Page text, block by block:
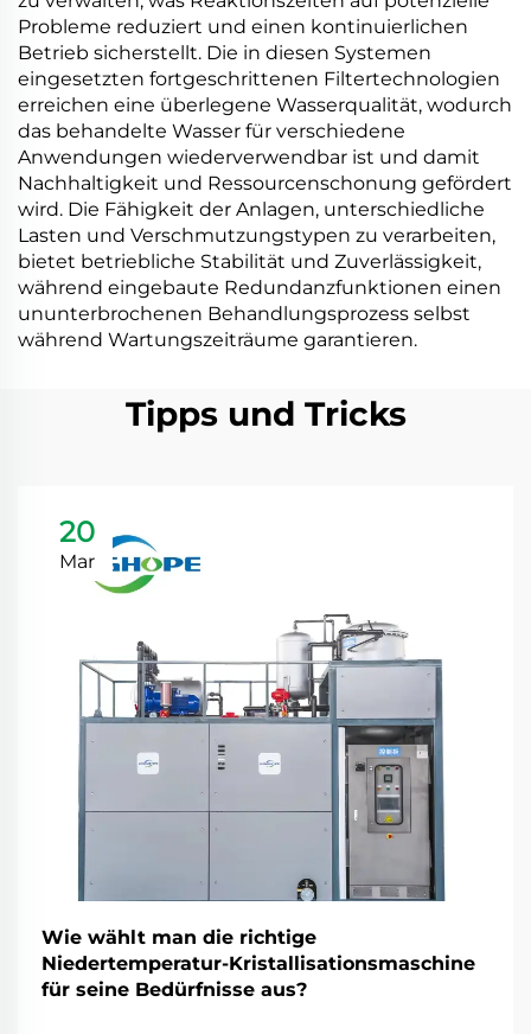
Probleme reduziert und einen kontinuierlichen
Betrieb sicherstellt. Die in diesen Systemen
eingesetzten fortgeschrittenen Filtertechnologien
erreichen eine überlegene Wasserqualität, wodurch
das behandelte Wasser für verschiedene
Anwendungen wiederverwendbar ist und damit
Nachhaltigkeit und Ressourcenschonung gefördert
wird. Die Fähigkeit der Anlagen, unterschiedliche
Lasten und Verschmutzungstypen zu verarbeiten,
bietet betriebliche Stabilität und Zuverlässigkeit,
während eingebaute Redundanzfunktionen einen
ununterbrochenen Behandlungsprozess selbst
während Wartungszeiträume garantieren.
Tipps und Tricks
20
Mar
Wie wählt man die richtige
Niedertemperatur-Kristallisationsmaschine
für seine Bedürfnisse aus?